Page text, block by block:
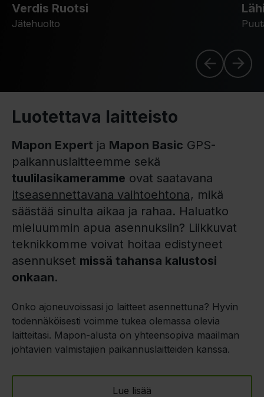
Verdis Ruotsi
Jätehuolto
Luotettava laitteisto
Mapon Expert ja Mapon Basic GPS-
paikannuslaitteemme sekä
tuulilasikameramme ovat saatavana
itseasennettavana vaihtoehtona, mikä
säästää sinulta aikaa ja rahaa. Haluatko
mieluummin apua asennuksiin? Liikkuvat
teknikkomme voivat hoitaa edistyneet
asennukset missä tahansa kalustosi
onkaan.
Onko ajoneuvoissasi jo laitteet asennettuna? Hyvin
todennäköisesti voimme tukea olemassa olevia
laitteitasi. Mapon-alusta on yhteensopiva maailman
johtavien valmistajien paikannuslaitteiden kanssa.
Lue lisää